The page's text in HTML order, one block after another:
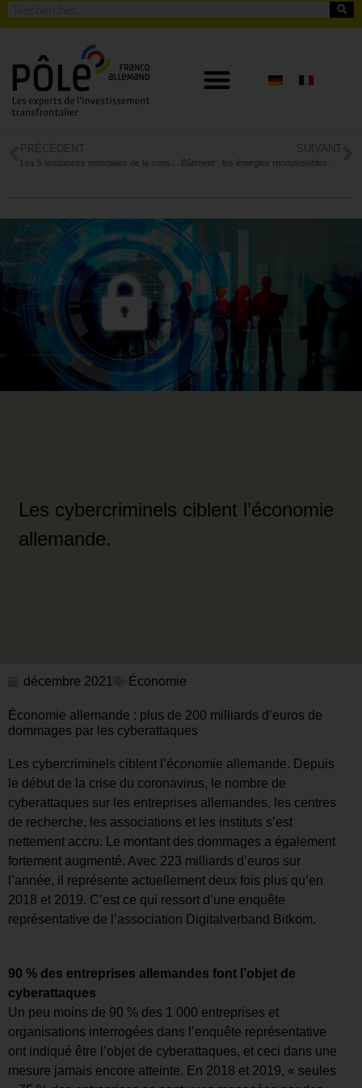
PRÉCÉDENT SUIVANT
Les cybercriminels ciblent l’économie
allemande.
décembre 2021 Économie
Économie allemande : plus de 200 milliards d’euros de
dommages par les cyberattaques
Les cybercriminels ciblent l’économie allemande. Depuis
le début de la crise du coronavirus, le nombre de
cyberattaques sur les entreprises allemandes, les centres
de recherche, les associations et les instituts s’est
nettement accru. Le montant des dommages a également
fortement augmenté. Avec 223 milliards d’euros sur
l’année, il représente actuellement deux fois plus qu’en
2018 et 2019. C’est ce qui ressort d’une enquête
représentative de l’association Digitalverband Bitkom.
90 % des entreprises allemandes font l’objet de
cyberattaques
Un peu moins de 90 % des 1 000 entreprises et
organisations interrogées dans l’enquête représentative
ont indiqué être l’objet de cyberattaques, et ceci dans une
mesure jamais encore atteinte. En 2018 et 2019, « seules